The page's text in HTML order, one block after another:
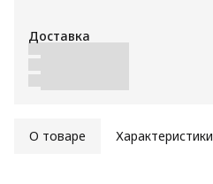
Доставка
О товаре Характеристики